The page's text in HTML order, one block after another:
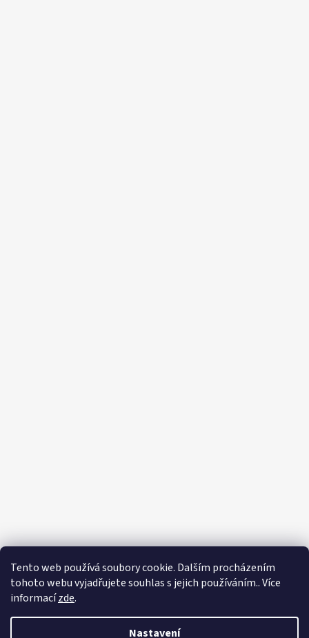
Tento web používá soubory cookie. Dalším procházením
tohoto webu vyjadřujete souhlas s jejich používáním.. Více
informacízde.
Nastavení